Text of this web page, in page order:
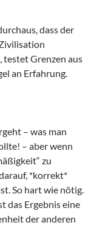
dass der
testet Grenzen aus
an Erfahrung.
– was man
– aber wenn
zu
*korrekt*
So hart wie nötig.
das Ergebnis eine
der anderen